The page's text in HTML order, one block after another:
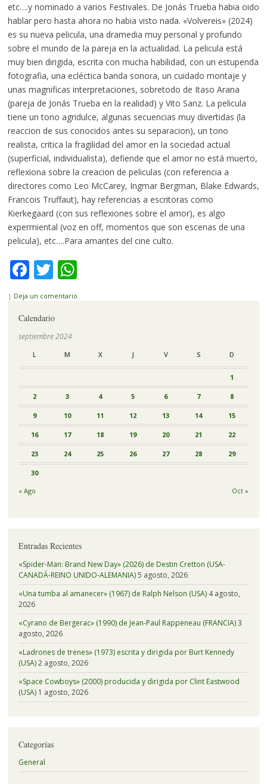
etc….y nominado a varios Festivales. De Jonás Trueba habia oido
hablar pero hasta ahora no habia visto nada. «Volvereis» (2024)
es su nueva pelicula, una dramedia muy personal y profundo
sobre el mundo de la pareja en la actualidad. La pelicula está
muy bien dirigida, escrita con mucha habilidad, con un estupenda
fotografia, una ecléctica banda sonora, un cuidado montaje y
unas magnificas interpretaciones, sobretodo de Itaso Arana
(pareja de Jonás Trueba en la realidad) y Vito Sanz. La pelicula
tiene un tono agridulce, algunas secuencias muy divertidas (la
reaccion de sus conocidos antes su separacion), un tono
realista, critica la fragilidad del amor en la sociedad actual
(superficial, individualista), defiende que el amor no está muerto,
reflexiona sobre la creacion de peliculas (con referencia a
directores como Leo McCarey, Ingmar Bergman, Blake Edwards,
Francois Truffaut), hay referencias a escritoras como
Kierkegaard (con sus reflexiones sobre el amor), es algo
expermiental (voz en off, momentos que son escenas de una
pelicula), etc….Para amantes del cine culto.
Facebook
Twitter
WhatsApp
| Deja un comentario
Calendario
septiembre 2024
L M X J V S D
« Ago Oct »
1
2 3 4 5 6 7 8
9 10 11 12 13 14 15
16 17 18 19 20 21 22
23 24 25 26 27 28 29
30
Entradas Recientes
«Spider-Man: Brand New Day» (2026) de Destin Cretton (USA-
CANADÁ-REINO UNIDO-ALEMANIA)5 agosto, 2026
«Una tumba al amanecer» (1967) de Ralph Nelson (USA) 4 agosto,
2026
«Cyrano de Bergerac» (1990) de Jean-Paul Rappeneau (FRANCIA)3
agosto, 2026
«Ladrones de trenes» (1973) escrita y dirigida por Burt Kennedy
(USA)2 agosto, 2026
«Space Cowboys» (2000) producida y dirigida por Clint Eastwood
(USA) 1 agosto, 2026
Categorías
General